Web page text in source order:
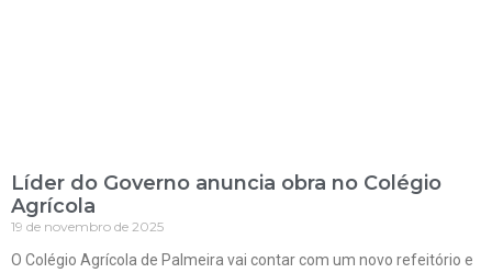
Líder do Governo anuncia obra no Colégio
Agrícola
19 de novembro de 2025
O Colégio Agrícola de Palmeira vai contar com um novo refeitório e